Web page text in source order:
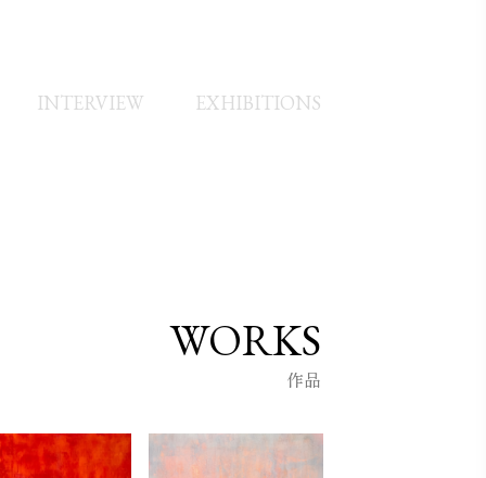
ART BOOK EXPO2023」
INTERVIEW EXHIBITIONS
WORKS
作品